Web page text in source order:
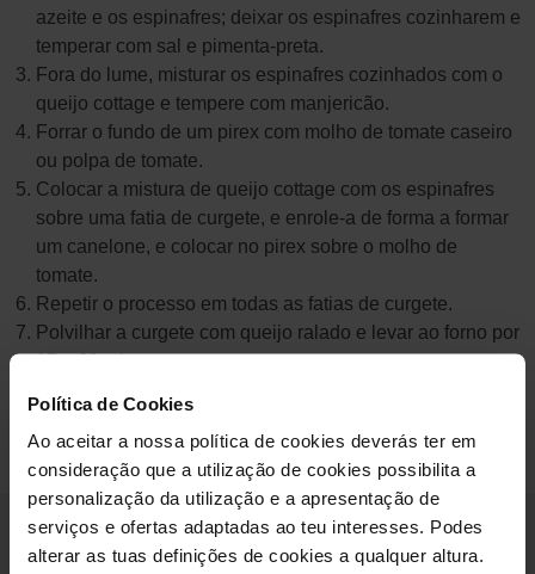
Política de Cookies
Ao aceitar a nossa política de cookies deverás ter em
consideração que a utilização de cookies possibilita a
personalização da utilização e a apresentação de
serviços e ofertas adaptadas ao teu interesses. Podes
alterar as tuas definições de cookies a qualquer altura.
azeite e os espinafres; deixar os espinafres cozinharem e
temperar com sal e pimenta-preta.
Fora do lume, misturar os espinafres cozinhados com o
queijo cottage e tempere com manjericão.
Forrar o fundo de um pirex com molho de tomate caseiro
ou polpa de tomate.
Colocar a mistura de queijo cottage com os espinafres
sobre uma fatia de curgete, e enrole-a de forma a formar
um canelone, e colocar no pirex sobre o molho de
tomate.
Repetir o processo em todas as fatias de curgete.
Polvilhar a curgete com queijo ralado e levar ao forno por
15 a 20 minutos.
Nutricionista Ana Isabel Almeida
receitas